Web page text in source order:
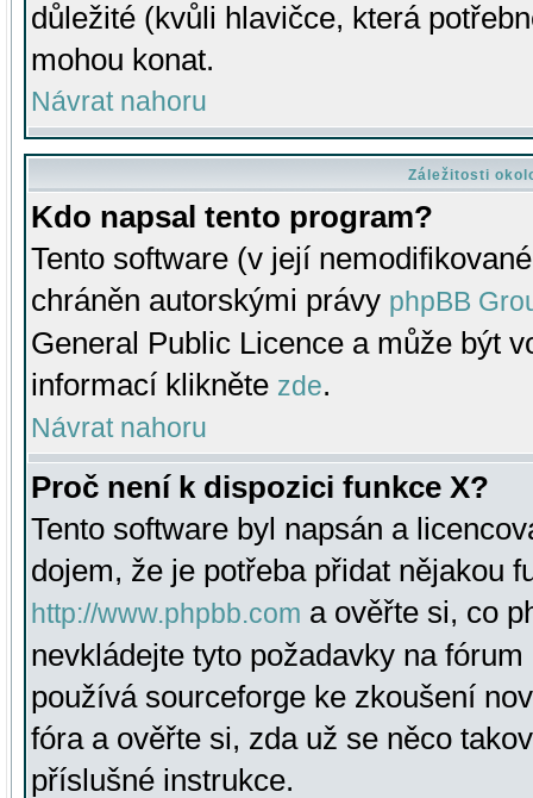
důležité (kvůli hlavičce, která
mohou konat.
Návrat nahoru
Záležitosti
Kdo napsal tento program?
Tento software (v její
chráněn autorskými právy phpBB
General Public Licence a může být
informací klikněte zde.
Návrat nahoru
Proč není k dispozici funkce X?
Tento software byl napsán a
dojem, že je potřeba přidat nějakou
http://www.phpbb.com a ověřte si, co
nevkládejte tyto požadavky na
používá sourceforge ke zkoušení
fóra a ověřte si, zda už se něco
příslušné instrukce.